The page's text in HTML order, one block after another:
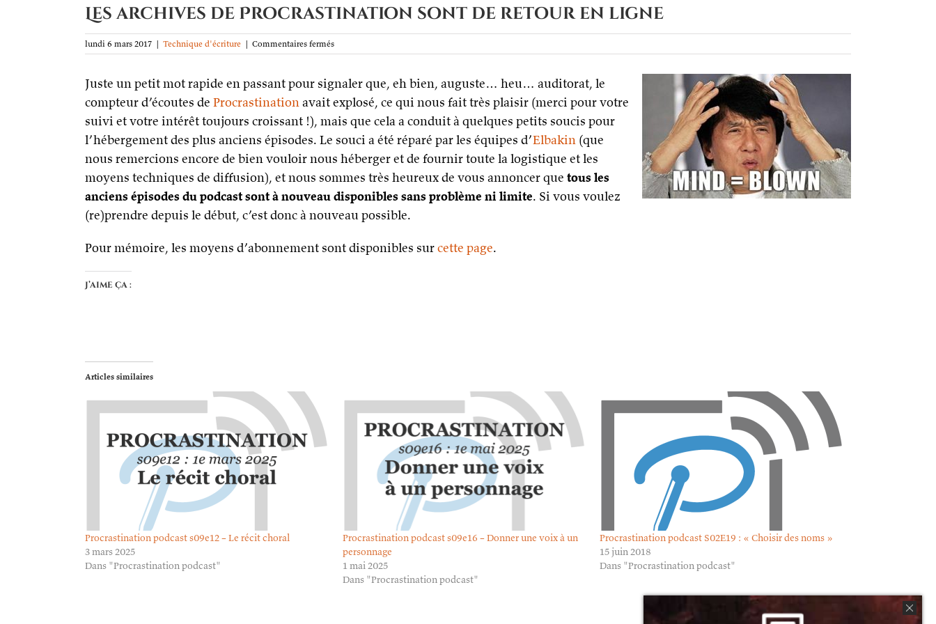
Les archives de Procrastination sont de retour en ligne
lundi 6 mars 2017 | Technique d'écriture | Commentaires ferméssur
Les
de
Procrastination
sont
de
retour
en
ligne
Juste un petit mot rapide en passant pour signaler que, eh bien, auguste… heu… auditorat, le
compteur d’écoutes de Procrastinationavait explosé, ce qui nous fait très plaisir (merci pour votre
suivi et votre intérêt toujours croissant !), mais que cela a conduit à quelques petits soucis pour
l’hébergement des plus anciens épisodes. Le souci a été réparé par les équipes d’Elbakin (que
nous remercions encore de bien vouloir nous héberger et de fournir toute la logistique et les
moyens techniques de diffusion), et nous sommes très heureux de vous annoncer que tous les
anciens épisodes du podcast sont à nouveau disponibles sans problème ni limite. Si vous voulez
(re)prendre depuis le début, c’est donc à nouveau possible.
Pour mémoire, les moyens d’abonnement sont disponibles surcette page.
J’aime ça :
Articles similaires
Procrastination podcast s09e12 – Le récit choral
3 mars 2025
Dans "Procrastination podcast"
Procrastination podcast s09e16 – Donner une voix à un
personnage
1 mai 2025
Dans "Procrastination podcast"
Procrastination podcast S02E19 : « Choisir des noms »
15 juin 2018
Dans "Procrastination podcast"